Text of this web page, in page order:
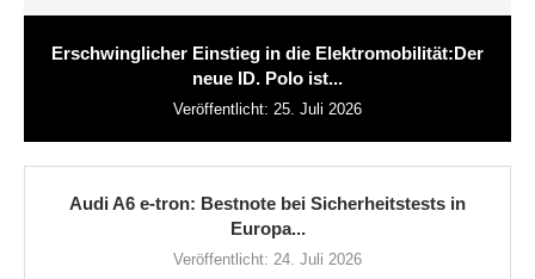
Erschwinglicher Einstieg in die Elektromobilität:Der
neue ID. Polo ist...
Veröffentlicht: 25. Juli 2026
Audi A6 e-tron: Bestnote bei Sicherheitstests in
Europa...
Veröffentlicht: 24. Juli 2026